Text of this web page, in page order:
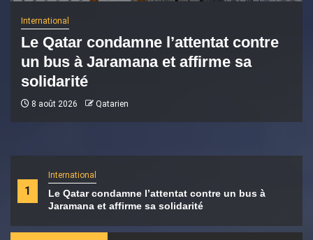
1
International
Le Qatar condamne l’attentat contre un bus à
Jaramana et affirme sa solidarité
International
Le Qatar condamne l’attentat contre
un bus à Jaramana et affirme sa
solidarité
8 août 2026 Qatarien